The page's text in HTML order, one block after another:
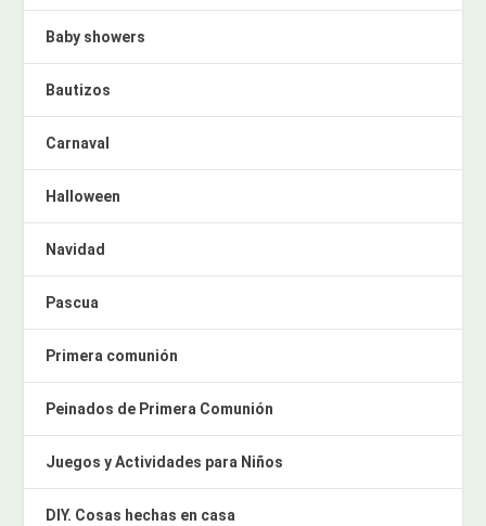
Baby showers
Bautizos
Carnaval
Halloween
Navidad
Pascua
Primera comunión
Peinados de Primera Comunión
Juegos y Actividades para Niños
DIY. Cosas hechas en casa